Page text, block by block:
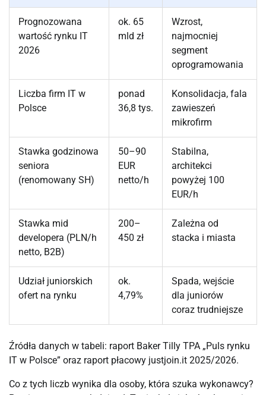
Prognozowana
wartość rynku IT
2026
ok. 65
mld zł
Wzrost,
najmocniej
segment
oprogramowania
Liczba firm IT w
Polsce
ponad
36,8 tys.
Konsolidacja, fala
zawieszeń
mikrofirm
Stawka godzinowa
seniora
(renomowany SH)
50–90
EUR
netto/h
Stabilna,
architekci
powyżej 100
EUR/h
Stawka mid
developera (PLN/h
netto, B2B)
200–
450 zł
Zależna od
stacka i miasta
Udział juniorskich
ofert na rynku
ok.
4,79%
Spada, wejście
dla juniorów
coraz trudniejsze
Źródła danych w tabeli: raport Baker Tilly TPA „Puls rynku
IT w Polsce” oraz raport płacowy justjoin.it 2025/2026.
Co z tych liczb wynika dla osoby, która szuka wykonawcy?